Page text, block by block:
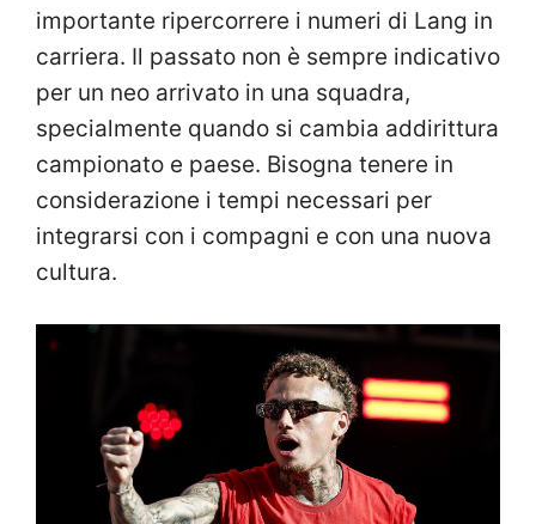
importante ripercorrere i numeri di Lang in
carriera. Il passato non è sempre indicativo
per un neo arrivato in una squadra,
specialmente quando si cambia addirittura
campionato e paese. Bisogna tenere in
considerazione i tempi necessari per
integrarsi con i compagni e con una nuova
cultura.